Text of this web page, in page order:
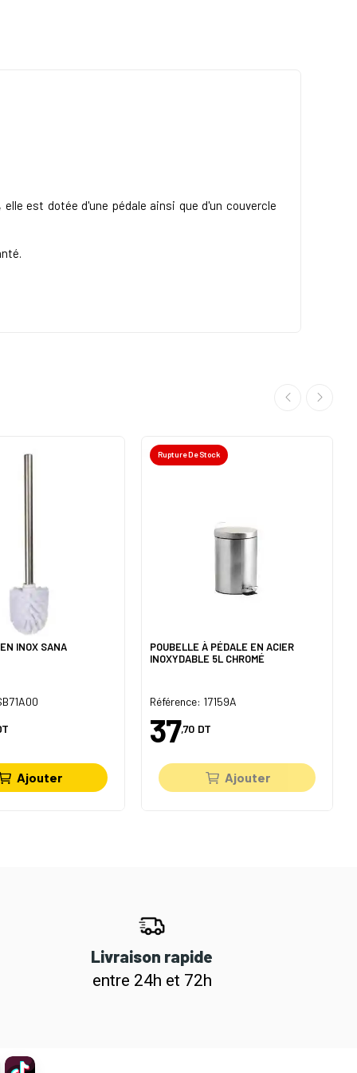
est dotée d'une pédale ainsi que d'un couvercle
INOX SANA
Ajouter
Rupture De Stock
POUBELLE À PÉDALE EN ACIER
INOXYDABLE 5L CHROMÉ
Référence: 17159A
37,70 DT
Ajouter
Livraison rapide
entre 24h et 72h